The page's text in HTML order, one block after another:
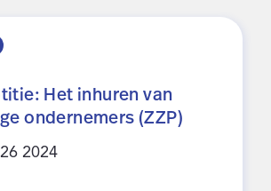
Het inhuren van
ondernemers (ZZP)
2024